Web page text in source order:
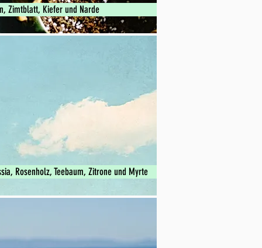
Zimtblatt, Kiefer und Narde
Rosenholz, Teebaum, Zitrone und Myrte